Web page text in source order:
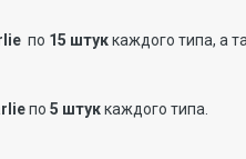
по 15 штуккаждого типа, а
по5 штуккаждого типа.